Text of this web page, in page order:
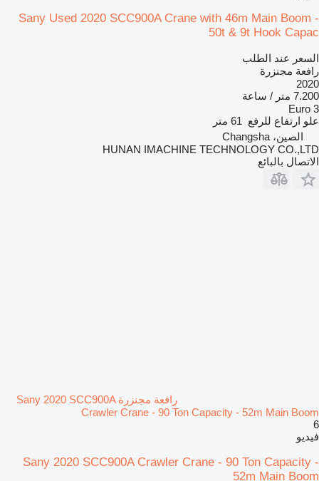
Sany Used 2020 SCC900A Crane with 46m Main Boom -
50t & 9t Hook Capac
السعر عند الطلب
رافعة مجنزرة
2020
7.200 متر / ساعة
Euro 3
علو ارتفاع للرفع 61 متر
الصين، Changsha
HUNAN IMACHINE TECHNOLOGY CO.,LTD
الاتصال بالبائع
رافعة مجنزرة Sany 2020 SCC900A
Crawler Crane - 90 Ton Capacity - 52m Main Boom
6
فيديو
Sany 2020 SCC900A Crawler Crane - 90 Ton Capacity -
52m Main Boom